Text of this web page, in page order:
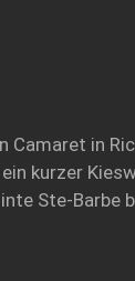
Camaret in
kurzer
Ste-Barbe